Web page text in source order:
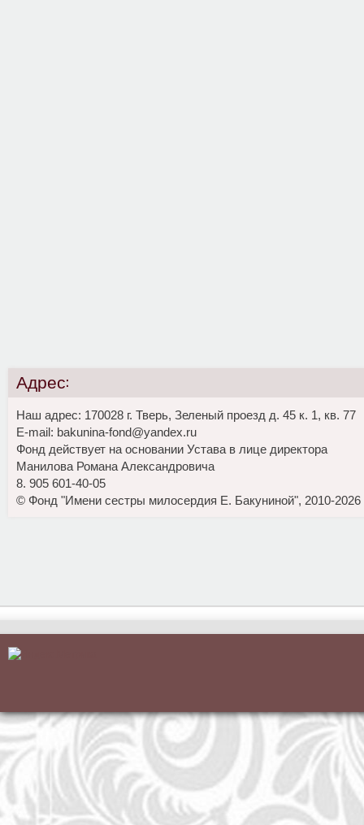
Адрес:
Наш адрес: 170028 г. Тверь, Зеленый проезд д. 45 к. 1, кв. 77
E-mail: bakunina-fond@yandex.ru
Фонд действует на основании Устава в лице директора
Манилова Романа Александровича
8. 905 601-40-05
© Фонд "Имени сестры милосердия Е. Бакуниной", 2010-2026